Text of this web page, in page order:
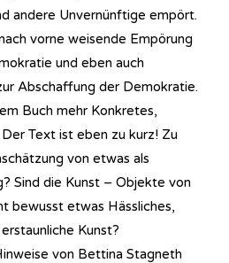
andere Unvernünftige empört.
vorne weisende Empörung
und eben auch
Abschaffung der Demokratie.
Buch mehr Konkretes,
Text ist eben zu kurz! Zu
von etwas als
Sind die Kunst – Objekte von
bewusst etwas Hässliches,
Kunst?
von Bettina Stagneth